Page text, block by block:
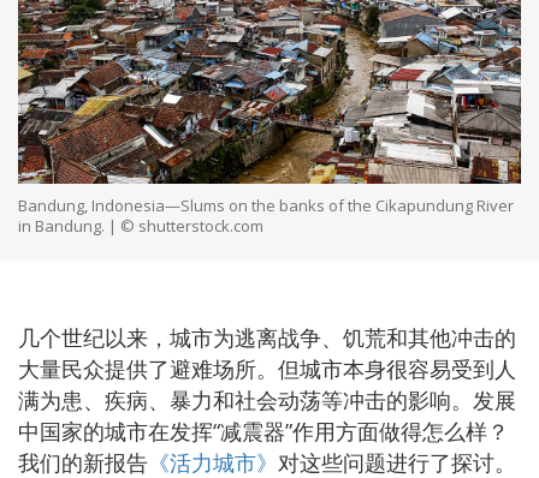
Bandung, Indonesia—Slums on the banks of the Cikapundung River
in Bandung. | © shutterstock.com
几个世纪以来，城市为逃离战争、饥荒和其他冲击的
大量民众提供了避难场所。但城市本身很容易受到人
满为患、疾病、暴力和社会动荡等冲击的影响。发展
中国家的城市在发挥“减震器”作用方面做得怎么样？
我们的新报告 《活力城市》 对这些问题进行了探讨。